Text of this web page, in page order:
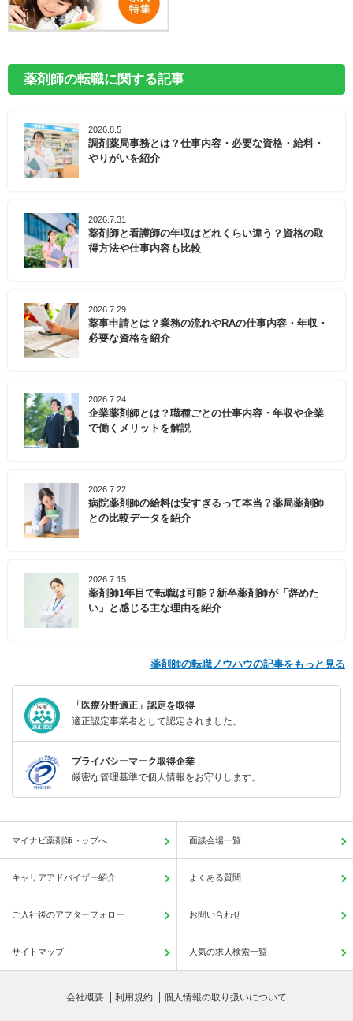
薬剤師の転職に関する記事
2026.8.5
調剤薬局事務とは？仕事内容・必要な資格・給料・
やりがいを紹介
2026.7.31
薬剤師と看護師の年収はどれくらい違う？資格の取
得方法や仕事内容も比較
2026.7.29
薬事申請とは？業務の流れやRAの仕事内容・年収・
必要な資格を紹介
2026.7.24
企業薬剤師とは？職種ごとの仕事内容・年収や企業
で働くメリットを解説
2026.7.22
病院薬剤師の給料は安すぎるって本当？薬局薬剤師
との比較データを紹介
2026.7.15
薬剤師1年目で転職は可能？新卒薬剤師が「辞めた
い」と感じる主な理由を紹介
薬剤師の転職ノウハウの記事をもっと見る
「医療分野適正」認定を取得
適正認定事業者として認定されました。
プライバシーマーク取得企業
厳密な管理基準で個人情報をお守りします。
マイナビ薬剤師トップへ 面談会場一覧
キャリアアドバイザー紹介 よくある質問
ご入社後のアフターフォロー お問い合わせ
サイトマップ 人気の求人検索一覧
会社概要 利用規約 個人情報の取り扱いについて